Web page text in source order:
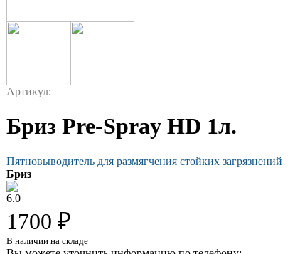
Артикул:
Бриз Pre-Spray HD 1л.
Пятновыводитель для размягчения стойких загрязнений
Бриз
6.0
1700 ₽
В наличии на складе